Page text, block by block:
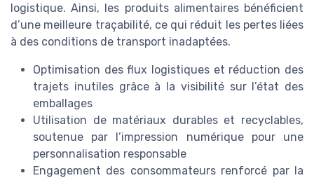
logistique. Ainsi, les produits alimentaires bénéficient
d’une meilleure traçabilité, ce qui réduit les pertes liées
à des conditions de transport inadaptées.
Optimisation des flux logistiques et réduction des
trajets inutiles grâce à la visibilité sur l’état des
emballages
Utilisation de matériaux durables et recyclables,
soutenue par l’impression numérique pour une
personnalisation responsable
Engagement des consommateurs renforcé par la